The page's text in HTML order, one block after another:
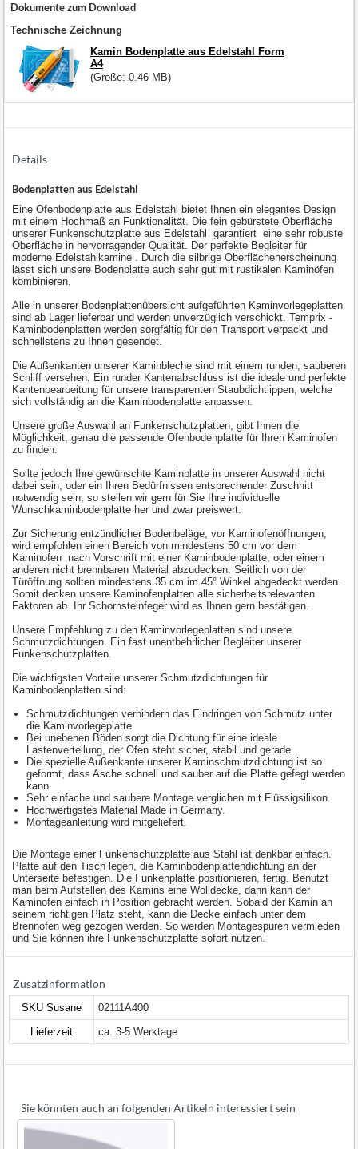
Dokumente zum Download
Technische Zeichnung
Kamin Bodenplatte aus Edelstahl Form
A4
(Größe: 0.46 MB)
Details
Bodenplatten aus Edelstahl
Eine Ofenbodenplatte aus Edelstahl bietet Ihnen ein elegantes Design
mit einem Hochmaß an Funktionalität. Die fein gebürstete Oberfläche
unserer Funkenschutzplatte aus Edelstahl garantiert eine sehr robuste
Oberfläche in hervorragender Qualität. Der perfekte Begleiter für
moderne Edelstahlkamine . Durch die silbrige Oberflächenerscheinung
lässt sich unsere Bodenplatte auch sehr gut mit rustikalen Kaminöfen
kombinieren.
Alle in unserer Bodenplattenübersicht aufgeführten Kaminvorlegeplatten
sind ab Lager lieferbar und werden unverzüglich verschickt. Temprix -
Kaminbodenplatten werden sorgfältig für den Transport verpackt und
schnellstens zu Ihnen gesendet.
Die Außenkanten unserer Kaminbleche sind mit einem runden, sauberen
Schliff versehen. Ein runder Kantenabschluss ist die ideale und perfekte
Kantenbearbeitung für unsere transparenten Staubdichtlippen, welche
sich vollständig an die Kaminbodenplatte anpassen.
Unsere große Auswahl an Funkenschutzplatten, gibt Ihnen die
Möglichkeit, genau die passende Ofenbodenplatte für Ihren Kaminofen
zu finden.
Sollte jedoch Ihre gewünschte Kaminplatte in unserer Auswahl nicht
dabei sein, oder ein Ihren Bedürfnissen entsprechender Zuschnitt
notwendig sein, so stellen wir gern für Sie Ihre individuelle
Wunschkaminbodenplatte her und zwar preiswert.
Zur Sicherung entzündlicher Bodenbeläge, vor Kaminofenöffnungen,
wird empfohlen einen Bereich von mindestens 50 cm vor dem
Kaminofen nach Vorschrift mit einer Kaminbodenplatte, oder einem
anderen nicht brennbaren Material abzudecken. Seitlich von der
Türöffnung sollten mindestens 35 cm im 45° Winkel abgedeckt werden.
Somit decken unsere Kaminofenplatten alle sicherheitsrelevanten
Faktoren ab. Ihr Schornsteinfeger wird es Ihnen gern bestätigen.
Unsere Empfehlung zu den Kaminvorlegeplatten sind unsere
Schmutzdichtungen. Ein fast unentbehrlicher Begleiter unserer
Funkenschutzplatten.
Die wichtigsten Vorteile unserer Schmutzdichtungen für
Kaminbodenplatten sind:
Schmutzdichtungen verhindern das Eindringen von Schmutz unter
die Kaminvorlegeplatte.
Bei unebenen Böden sorgt die Dichtung für eine ideale
Lastenverteilung, der Ofen steht sicher, stabil und gerade.
Die spezielle Außenkante unserer Kaminschmutzdichtung ist so
geformt, dass Asche schnell und sauber auf die Platte gefegt werden
kann.
Sehr einfache und saubere Montage verglichen mit Flüssigsilikon.
Hochwertigstes Material Made in Germany.
Montageanleitung wird mitgeliefert.
Die Montage einer Funkenschutzplatte aus Stahl ist denkbar einfach.
Platte auf den Tisch legen, die Kaminbodenplattendichtung an der
Unterseite befestigen. Die Funkenplatte positionieren, fertig. Benutzt
man beim Aufstellen des Kamins eine Wolldecke, dann kann der
Kaminofen einfach in Position gebracht werden. Sobald der Kamin an
seinem richtigen Platz steht, kann die Decke einfach unter dem
Brennofen weg gezogen werden. So werden Montagespuren vermieden
und Sie können ihre Funkenschutzplatte sofort nutzen.
Zusatzinformation
SKU Susane
02111A400
Lieferzeit
ca. 3-5 Werktage
Sie könnten auch an folgenden Artikeln interessiert sein